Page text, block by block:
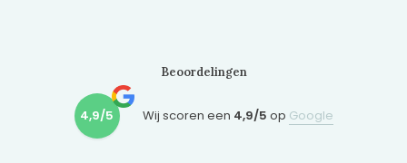
Beoordelingen
4,9/5 Wij scoren een 4,9/5 op Google